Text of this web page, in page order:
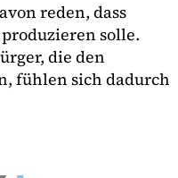
reden, dass
solle.
die den
fühlen sich dadurch